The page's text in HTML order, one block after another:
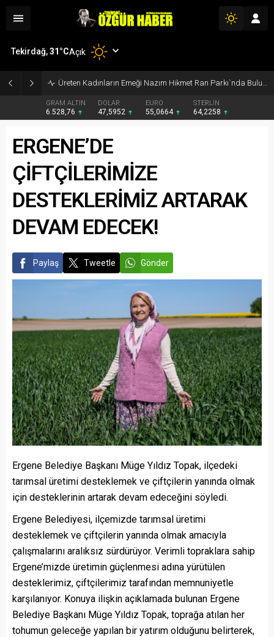
Üreten Kadınların Emeği Nazım Hikmet Ran Parkı`nda Buluştu
GRAM ALTIN
6.528,76
DOLAR
47,5952
EURO
55,0664
STERLİN
64,2258
Tekirdağ,31°CAçık
ERGENE’DE
ÇİFTÇİLERİMİZE
DESTEKLERİMİZ ARTARAK
DEVAM EDECEK!
Paylaş Tweetle Gönder
Ergene Belediye Başkanı Müge Yıldız Topak, ilçedeki
tarımsal üretimi desteklemek ve çiftçilerin yanında olmak
için desteklerinin artarak devam edeceğini söyledi.
Ergene Belediyesi, ilçemizde tarımsal üretimi
desteklemek ve çiftçilerin yanında olmak amacıyla
çalışmalarını aralıksız sürdürüyor. Verimli topraklara sahip
Ergene’mizde üretimin güçlenmesi adına yürütülen
desteklerimiz, çiftçilerimiz tarafından memnuniyetle
karşılanıyor. Konuya ilişkin açıklamada bulunan Ergene
Belediye Başkanı Müge Yıldız Topak, toprağa atılan her
tohumun geleceğe yapılan bir yatırım olduğunu belirterek,